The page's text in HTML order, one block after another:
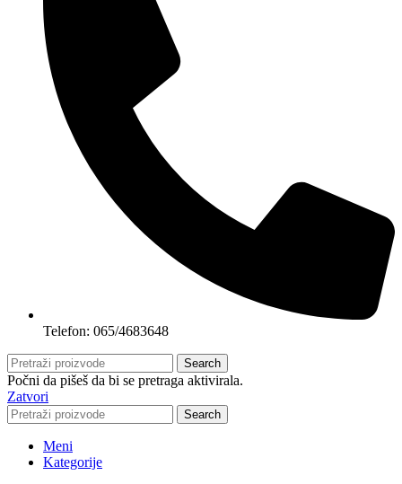
Telefon: 065/4683648
Search
Počni da pišeš da bi se pretraga aktivirala.
Zatvori
Search
Meni
Kategorije